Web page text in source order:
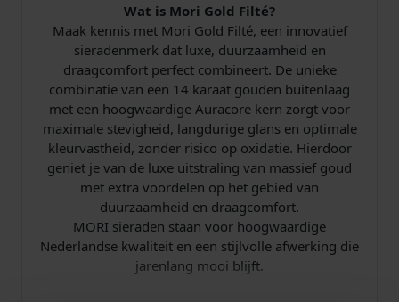
a
l
Wat is Mori Gold Filté?
Maak kennis met Mori Gold Filté, een innovatief
sieradenmerk dat luxe, duurzaamheid en
draagcomfort perfect combineert. De unieke
combinatie van een 14 karaat gouden buitenlaag
met een hoogwaardige Auracore kern zorgt voor
maximale stevigheid, langdurige glans en optimale
kleurvastheid, zonder risico op oxidatie. Hierdoor
geniet je van de luxe uitstraling van massief goud
met extra voordelen op het gebied van
duurzaamheid en draagcomfort.
MORI sieraden staan voor hoogwaardige
Nederlandse kwaliteit en een stijlvolle afwerking die
jarenlang mooi blijft.